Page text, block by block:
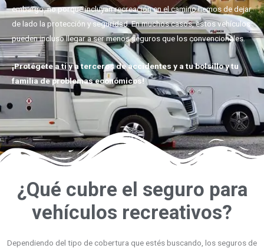
embargo, no porque incluyan recreación en el camino hemos de dejar
de lado la protección y seguridad. En muchos casos, estos vehículos
pueden incluso llegar a ser menos seguros que los convencionales.
¡Protégete a ti y a terceros de accidentes y a tu bolsillo y tu
familia de problemas económicos!
¿Qué cubre el seguro para
vehículos recreativos?
Dependiendo del tipo de cobertura que estés buscando, los seguros de